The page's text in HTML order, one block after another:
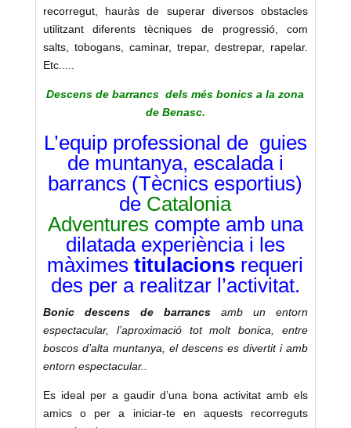
recorregut, hauràs de superar diversos obstacles
utilitzant diferents tècniques de progressió, com
salts, tobogans, caminar, trepar, destrepar, rapelar.
Etc.....
Descens de barrancs dels més bonics a la zona
de Benasc.
L’equip professional de guies
de muntanya, escalada i
barrancs (Tècnics esportius)
de Catalonia
Adventures compte amb una
dilatada experiència i les
màximestitulacions requeri
des per a realitzar l’activitat.
Bonic descens de barrancs amb un entorn
espectacular, l’aproximació tot molt bonica, entre
boscos d’alta muntanya, el descens es divertit i amb
entorn espectacular..
Es ideal per a gaudir d’una bona activitat amb els
amics o per a iniciar-te en aquests recorreguts